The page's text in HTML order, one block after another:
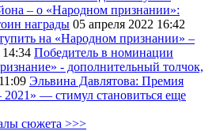
– о «Народном признании»:
награды 05 апреля 2022 16:42
на «Народном признании» –
14:34 Победитель в номинации
- дополнительный толчок,
11:09 Эльвина Давлятова: Премия
— стимул становиться еще
сюжета >>>